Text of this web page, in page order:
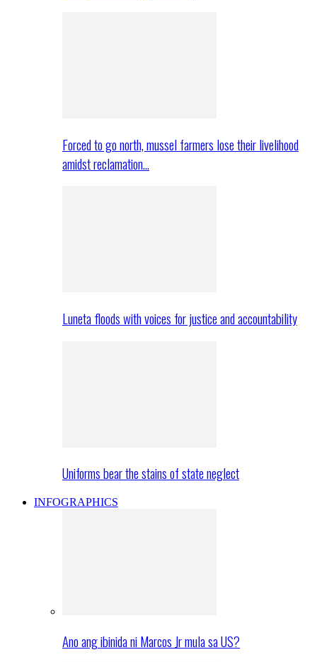
Forced to go north, mussel farmers lose their livelihood
amidst reclamation…
Luneta floods with voices for justice and accountability
Uniforms bear the stains of state neglect
INFOGRAPHICS
Ano ang ibinida ni Marcos Jr mula sa US?